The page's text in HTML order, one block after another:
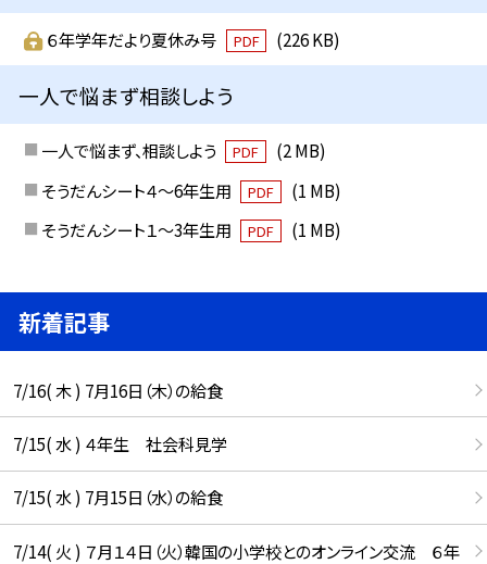
６年学年だより夏休み号 PDF (226 KB)
一人で悩まず相談しよう
一人で悩まず、相談しよう PDF
(2 MB)
そうだんシート４～6年生用
PDF
(1 MB)
そうだんシート１～3年生用
PDF (1 MB)
新着記事
7/16( 木 ) 7月16日（木）の給食
7/15( 水 ) ４年生 社会科見学
7/15( 水 ) 7月15日（水）の給食
7/14( 火 ) ７月１４日（火）韓国の小学校とのオンライン交流 ６年